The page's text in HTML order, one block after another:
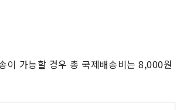
이 가능할 경우 총 국제배송비는 8,000원